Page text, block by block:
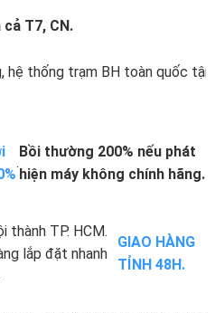
T7, CN.
hệ thống trạm BH toàn quốc tận
.
Bồi thường 200% nếu phát
hiện máy không chính hãng.
thành TP. HCM.
lắp đặt nhanh
GIAO HÀNG
TỈNH 48H.